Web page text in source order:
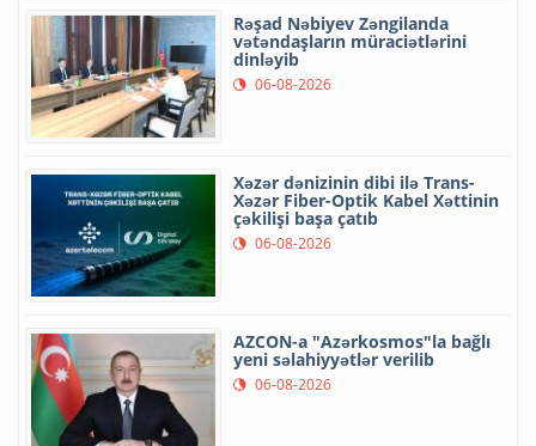
Rəşad Nəbiyev Zəngilanda
vətəndaşların müraciətlərini
dinləyib
06-08-2026
Xəzər dənizinin dibi ilə Trans-
Xəzər Fiber-Optik Kabel Xəttinin
çəkilişi başa çatıb
06-08-2026
AZCON-a "Azərkosmos"la bağlı
yeni səlahiyyətlər verilib
06-08-2026